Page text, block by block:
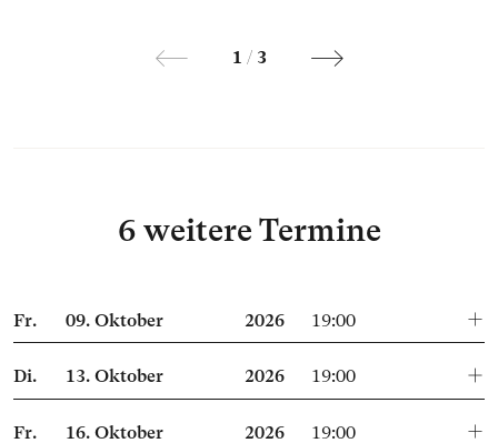
1 / 3
6 weitere Termine
Fr. 09.Oktober 2026 19:00
Di. 13.Oktober 2026 19:00
Fr. 16.Oktober 2026 19:00